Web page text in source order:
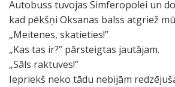
Autobuss tuvojas Simferopolei un
kad pēkšņi Oksanas balss atgriež
„Meitenes, skatieties!”
„Kas tas ir?” pārsteigtas jautājam.
„Sāls raktuves!”
Iepriekš neko tādu nebijām